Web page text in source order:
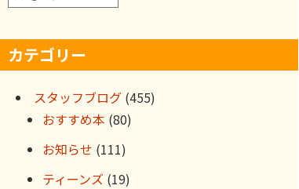
ー
イ
ブ
カテゴリー
スタッフブログ (455)
おすすめ本 (80)
お知らせ (111)
ティーンズ (19)